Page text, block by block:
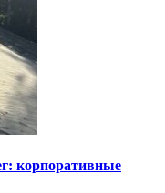
корпоративные